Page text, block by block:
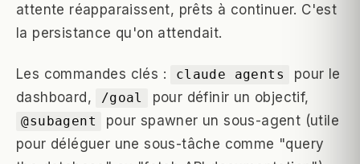
attente réapparaissent, prêts à continuer. C'est
la persistance qu'on attendait.
Les commandes clés : claude agents
pour le
dashboard,
/goal pour définir un objectif,
@subagent
pour spawner un sous-agent (utile
pour déléguer une sous-tâche comme "query